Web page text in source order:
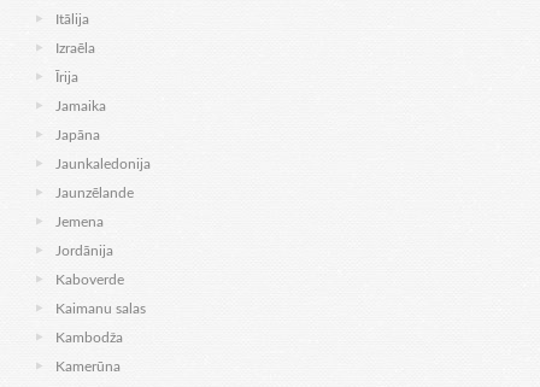
Itālija
Izraēla
Īrija
Jamaika
Japāna
Jaunkaledonija
Jaunzēlande
Jemena
Jordānija
Kaboverde
Kaimanu salas
Kambodža
Kamerūna